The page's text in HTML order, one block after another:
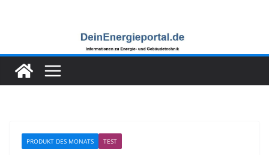
PRODUKT DES MONATS TEST